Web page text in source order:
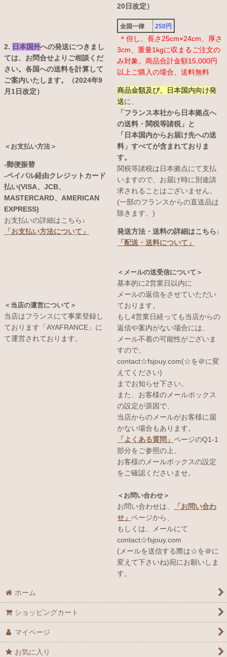
2. 日本国外への発送につきまし
ては、お問合せよりご相談くだ
さい。各国への送料を計算して
ご案内いたします。（2024年9
月1日改定）
＜お支払い方法＞
-郵便振替
-ペイパル経由クレジットカード
払い(VISA、JCB、
MASTERCARD、AMERICAN
EXPRESS)
お支払いの詳細はこちら↓
「お支払い方法について」
＜当店の運営について＞
当店はフランスにて事業登録し
ております「AYAFRANCE」に
て運営されております。
20日改定）
全国一律 250円
＊但し、長さ25cm×24cm、厚さ
3cm、重量1kgに収まるご注文の
み対象。商品合計金額15,000円
以上ご購入の場合、送料無料
商品金額及び、日本国内向け発
送に、
「フランス本社から日本拠点へ
の送料・関税等諸税」と
「日本国内からお届け先への送
料」すべてが含まれておりま
す。
関税等諸税は日本拠点にて支払
いますので、お届け時に別途請
求されることはございません。
(一部のフランスからの直送品は
除きます。)
発送方法・送料の詳細はこちら↓
「配送・送料について」
＜メールの送受信について＞
基本的に2営業日以内に
メールの返信をさせていただい
ております。
もし4営業日経っても当店からの
返信や案内がない場合には、
メール不着の可能性がございま
すので、
contact☆fsjouy.com(☆を＠に変
えてください)
までお知らせ下さい。
また、お客様のメールボックス
の設定が原因で、
当店からのメールがお客様に届
かない場合もあります。
「よくある質問」 ページのQ1-1
部分をご参照の上、
お客様のメールボックスの設定
をご確認くださいませ。
＜お問い合わせ＞
お問い合わせは、
「お問い合わ
せ」 ページから、
もしくは、メールにて
contact☆fsjouy.com
(メールを送信する際は☆を＠に
変えて下さいね)宛にお願いしま
す。
ホーム
ショッピングカート
マイページ
お気に入り